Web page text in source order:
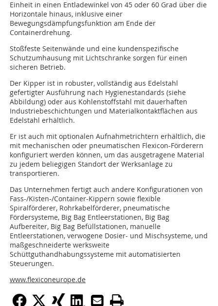
Einheit in einen Entladewinkel von 45 oder 60 Grad über die
Horizontale hinaus, inklusive einer
Bewegungsdämpfungsfunktion am Ende der
Containerdrehung.
Stoßfeste Seitenwände und eine kundenspezifische
Schutzumhausung mit Lichtschranke sorgen für einen
sicheren Betrieb.
Der Kipper ist in robuster, vollständig aus Edelstahl
gefertigter Ausführung nach Hygienestandards (siehe
Abbildung) oder aus Kohlenstoffstahl mit dauerhaften
Industriebeschichtungen und Materialkontaktflächen aus
Edelstahl erhältlich.
Er ist auch mit optionalen Aufnahmetrichtern erhältlich, die
mit mechanischen oder pneumatischen Flexicon-Förderern
konfiguriert werden können, um das ausgetragene Material
zu jedem beliegigen Standort der Werksanlage zu
transportieren.
Das Unternehmen fertigt auch andere Konfigurationen von
Fass-/Kisten-/Container-Kippern sowie flexible
Spiralförderer, Rohrkabelförderer, pneumatische
Fördersysteme, Big Bag Entleerstationen, Big Bag
Aufbereiter, Big Bag Befüllstationen, manuelle
Entleerstationen, verwogene Dosier- und Mischsysteme, und
maßgeschneiderte werksweite
Schüttguthandhabungssysteme mit automatisierten
Steuerungen.
www.flexiconeurope.de